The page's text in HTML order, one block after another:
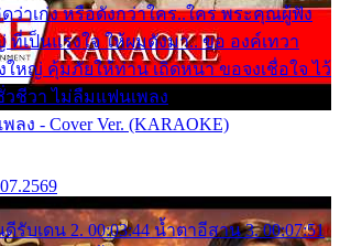
ดว่าเก่ง หรือดังกว่าใคร..ใคร พระคุณผู้ฟัง
ที่เป็นแรงใจ ให้ผมดังมา.. ขอ องค์เทวา
ใหญ่ คุ้มภัยให้ท่าน เถิดหนา ขอจงเชื่อใจ ไว้
วชีวา ไม่ลืมแฟนเพลง
ง - Cover Ver. (KARAOKE)
ดีรับเดน 2. 00:03:44 น้ำตาอีสาน 3. 00:07:51